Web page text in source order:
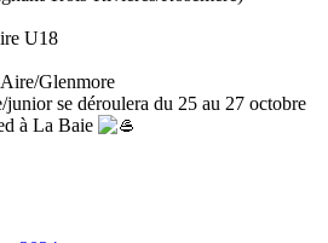
U18
Glenmore
se déroulera du 25 au 27 octobre
à La Baie